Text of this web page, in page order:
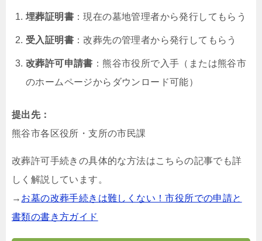
埋葬証明書 ：現在の墓地管理者から発行してもらう
受入証明書 ：改葬先の管理者から発行してもらう
改葬許可申請書 ：熊谷市役所で入手（または熊谷市
のホームページからダウンロード可能）
提出先：
熊谷市各区役所・支所の市民課
改葬許可手続きの具体的な方法はこちらの記事でも詳
しく解説しています。
→ お墓の改葬手続きは難しくない！市役所での申請と
書類の書き方ガイド